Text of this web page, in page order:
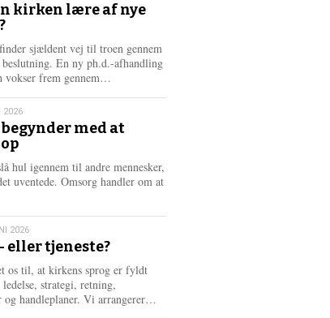
kirken lære af nye
sjældent vej til troen gennem
beslutning. En ny ph.d.-afhandling
vokser frem gennem…
e
e
2026
med at
hul igennem til andre mennesker,
uventede. Omsorg handler om at
2026
eller tjeneste?
os til, at kirkens sprog er fyldt
strategi, retning,
og handleplaner. Vi arrangerer…